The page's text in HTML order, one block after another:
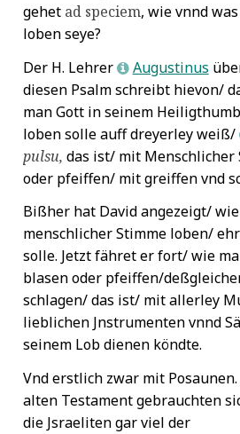
gehet ad speciem, wie vnnd
loben seye?
Der H. Lehrer L Augustinus
diesen Psalm schreibt hievon/
man Gott in seinem Heiligthumb
loben solle auff dreyerley weiß/
pulsu, das ist/ mit
oder pfeiffen/ mit greiffen vnd
Bißher hat David angezeigt/
menschlicher Stimme loben/
solle. Jetzt fähret er fort/ wie
blasen oder pfeiffen/
schlagen/ das ist/ mit allerley
lieblichen Jnstrumenten vnnd
seinem Lob dienen köndte.
Vnd erstlich zwar mit Posaunen.
alten Testament gebrauchten
die Jsraeliten gar viel der